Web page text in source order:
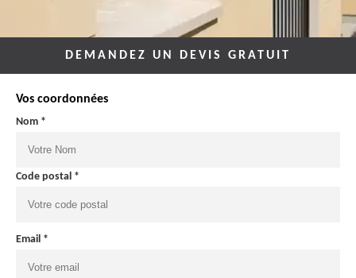
DEMANDEZ UN DEVIS GRATUIT
Vos coordonnées
Nom *
Code postal *
Email *